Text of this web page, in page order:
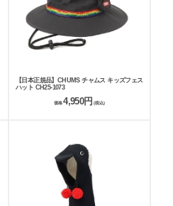
【日本正規品】CHUMS チャムス キッズフェス
ハット CH25-1073
価格4,950円 (税込)